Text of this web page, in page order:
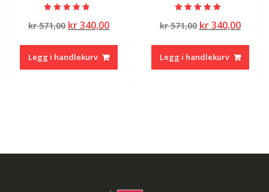
4.50
av 5
kr571,00 Opprinnelig
var:
kr 571,00.
kr340,00Nåværende
kr 340,00.
Legg i handlekurv
4.50
av 5
kr571,00 Opprinnelig
var:
kr 571,00.
kr340,00
kr
Legg i handlekurv